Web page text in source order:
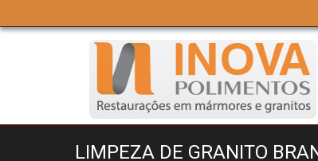
LIMPEZA DE GRANITO